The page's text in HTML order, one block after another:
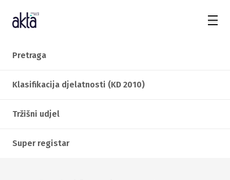
Pretraga
Klasifikacija djelatnosti (KD 2010)
Tržišni udjel
Super registar